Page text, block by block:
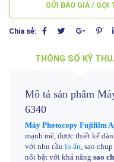
GỬI BÁO GIÁ / GỌI
Chia sẻ:
THÔNG SỐ KỸ
Mô tả sản phẩm
6340
Máy Photocopy Fujifilm
mạnh mẽ, được thiết kế
với nhu cầu in ấn , sao
nổi bật với khả năng sao